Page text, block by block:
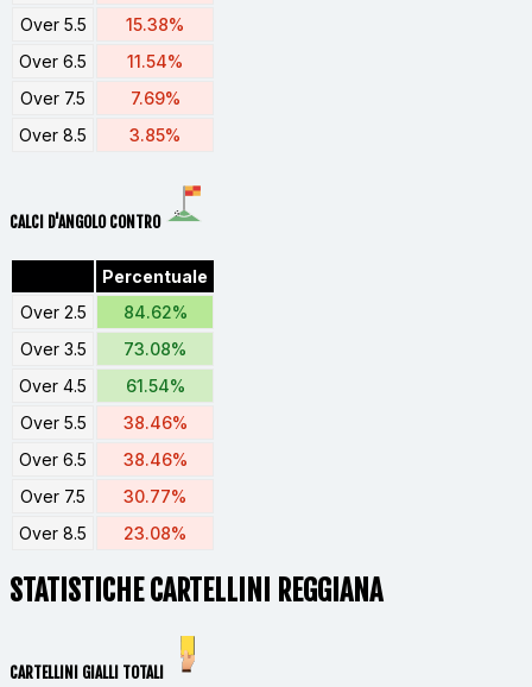
Over 5.5
15.38%
Over 6.5
11.54%
Over 7.5
7.69%
Over 8.5
3.85%
CALCI D'ANGOLO CONTRO
Percentuale
Over 2.5
84.62%
Over 3.5
73.08%
Over 4.5
61.54%
Over 5.5
38.46%
Over 6.5
38.46%
Over 7.5
30.77%
Over 8.5
23.08%
STATISTICHE CARTELLINI REGGIANA
CARTELLINI GIALLI TOTALI